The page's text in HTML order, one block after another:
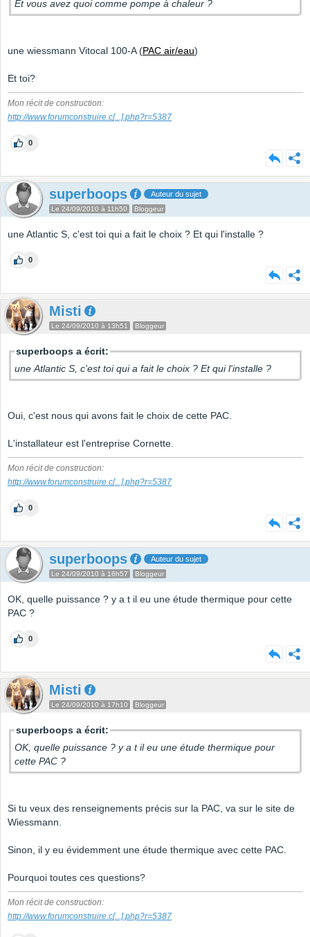
Et vous avez quoi comme pompe à chaleur ?
une wiessmann Vitocal 100-A (PAC air/eau)
Et toi?
Mon récit de construction:
http://www.forumconstruire.c[...].php?r=5387
0
superboops Auteur du sujet
Le 24/09/2010 à 11h50 Bloggeur
une Atlantic S, c'est toi qui a fait le choix ? Et qui l'installe ?
0
Misti
Le 24/09/2010 à 13h51 Bloggeur
superboops a écrit:
une Atlantic S, c'est toi qui a fait le choix ? Et qui l'installe ?
Oui, c'est nous qui avons fait le choix de cette PAC.
L'installateur est l'entreprise Cornette.
Mon récit de construction:
http://www.forumconstruire.c[...].php?r=5387
0
superboops Auteur du sujet
Le 24/09/2010 à 16h57 Bloggeur
OK, quelle puissance ? y a t il eu une étude thermique pour cette
PAC ?
0
Misti
Le 24/09/2010 à 17h10 Bloggeur
superboops a écrit:
OK, quelle puissance ? y a t il eu une étude thermique pour
cette PAC ?
Si tu veux des renseignements précis sur la PAC, va sur le site de
Wiessmann.
Sinon, il y eu évidemment une étude thermique avec cette PAC.
Pourquoi toutes ces questions?
Mon récit de construction:
http://www.forumconstruire.c[...].php?r=5387